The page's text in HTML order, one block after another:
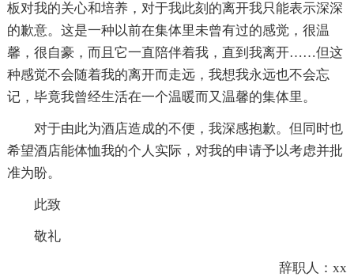
板对我的关心和培养，对于我此刻的离开我只能表示深深
的歉意。这是一种以前在集体里未曾有过的感觉，很温
馨，很自豪，而且它一直陪伴着我，直到我离开……但这
种感觉不会随着我的离开而走远，我想我永远也不会忘
记，毕竟我曾经生活在一个温暖而又温馨的集体里。
对于由此为酒店造成的不便，我深感抱歉。但同时也
希望酒店能体恤我的个人实际，对我的申请予以考虑并批
准为盼。
此致
敬礼
辞职人：xx